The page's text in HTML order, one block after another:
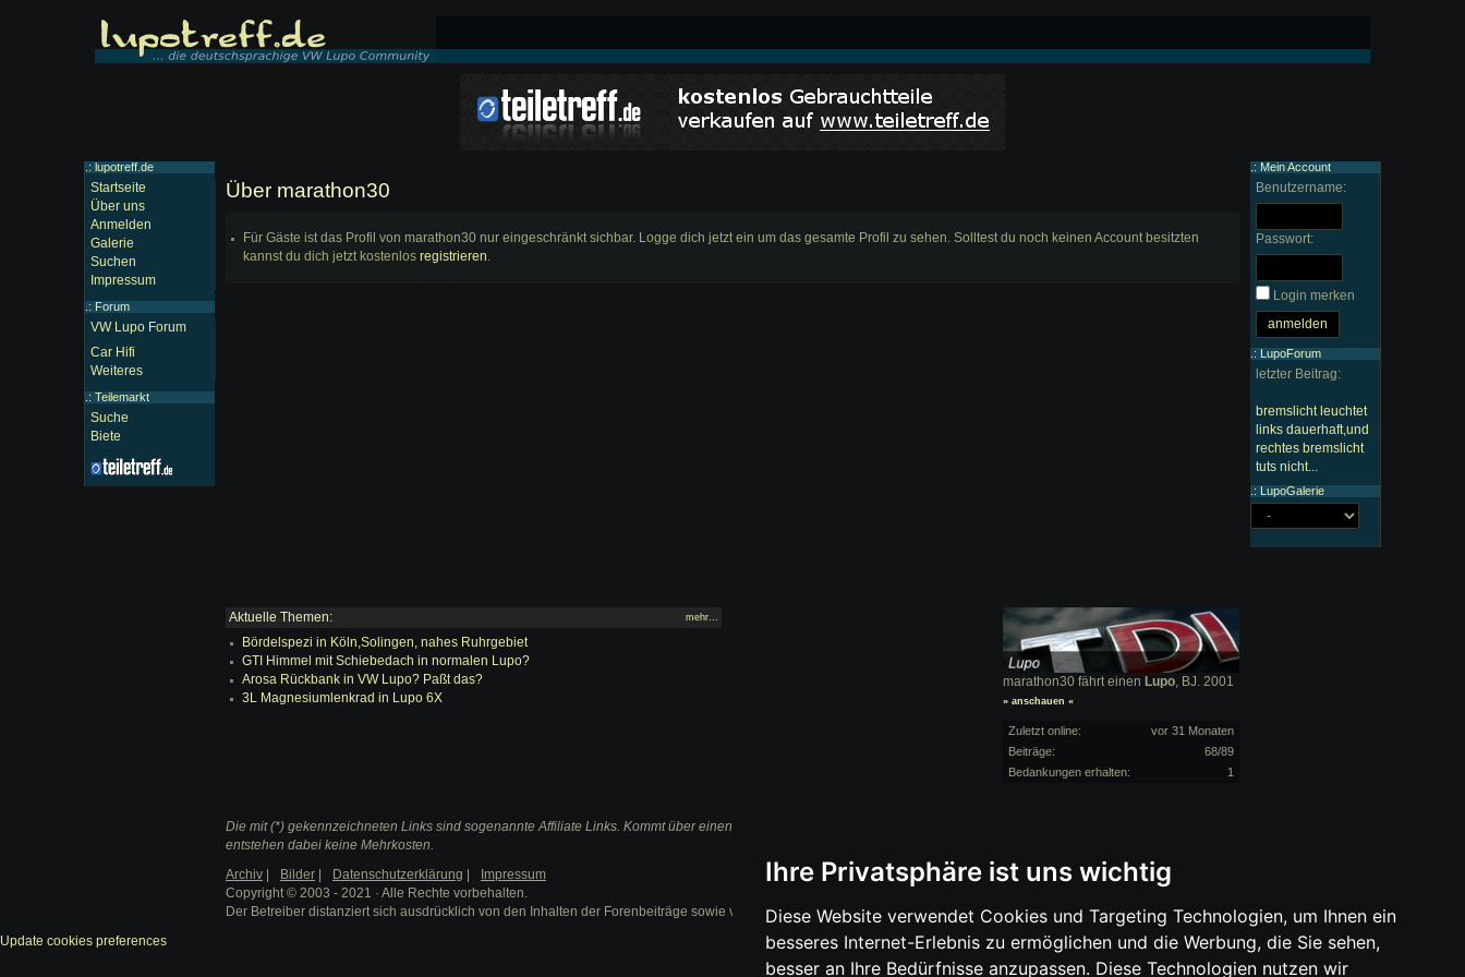
Ihre Privatsphäre ist uns wichtig
Diese Website verwendet Cookies und Targeting Technologien, um Ihnen ein
besseres Internet-Erlebnis zu ermöglichen und die Werbung, die Sie sehen,
besser an Ihre Bedürfnisse anzupassen. Diese Technologien nutzen wir
Über marathon30
Für Gäste ist das Profil von marathon30 nur eingeschränkt sichbar. Logge dich jetzt ein um das gesamte Profil zu sehen. Solltest du noch keinen Account besitzten
kannst du dich jetzt kostenlos registrieren
marathon30 fährt einen Lupo, BJ. 2001
» anschauen «
Zuletzt online:
vor 31 Monaten
Beiträge:
68/89
Bedankungen erhalten:
1
Aktuelle Themen: mehr...
Bördelspezi in Köln,Solingen, nahes Ruhrgebiet
GTI Himmel mit Schiebedach in normalen Lupo?
Arosa Rückbank in VW Lupo? Paßt das?
3L Magnesiumlenkrad in Lupo 6X
.: lupotreff.de
Startseite
Über uns
Anmelden
Galerie
Suchen
Impressum
.: Forum
VW Lupo Forum
Car Hifi
Weiteres
.: Teilemarkt
Suche
Biete
.: Mein Account
Benutzername:
Passwort:
Login merken
.: LupoForum
letzter Beitrag:
bremslicht leuchtet
links dauerhaft,und
rechtes bremslicht
tuts nicht...
.: LupoGalerie
Die mit (*) gekennzeichneten Links sind sogenannte Affiliate Links. Kommt über einen solchen Link ein Einkauf zustande, werden wir mit einer Provision beteiligt. Für Dich
entstehen dabei keine Mehrkosten.
Archiv
Bilder Datenschutzerklärung
Impressum
Copyright © 2003 - 2021 · Alle Rechte vorbehalten.
Der Betreiber distanziert sich ausdrücklich von den Inhalten der Forenbeiträge sowie verlinkter Internetseiten.
Update cookies preferences